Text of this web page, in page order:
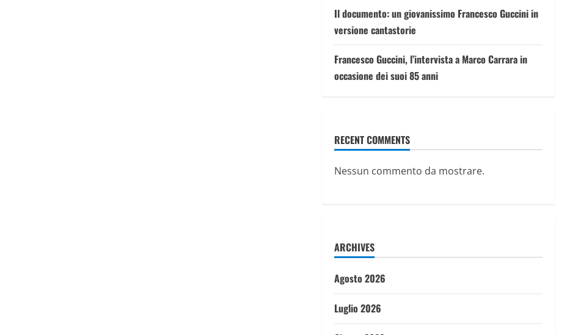
Il documento: un giovanissimo Francesco Guccini in
versione cantastorie
Francesco Guccini, l’intervista a Marco Carrara in
occasione dei suoi 85 anni
RECENT COMMENTS
Nessun commento da mostrare.
ARCHIVES
Agosto 2026
Luglio 2026